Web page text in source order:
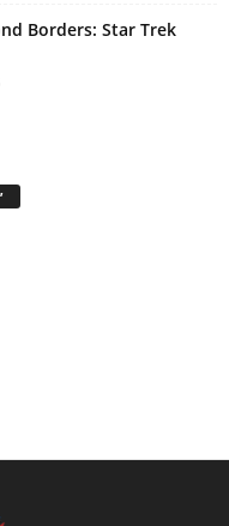
Borders: Star Trek